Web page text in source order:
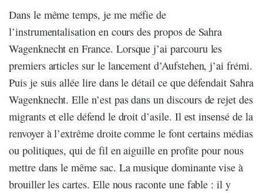
Dans le même temps, je me méfie de
l’instrumentalisation en cours des propos de Sahra
Wagenknecht en France. Lorsque j’ai parcouru les
premiers articles sur le lancement d’Aufstehen, j’ai frémi.
Puis je suis allée lire dans le détail ce que défendait Sahra
Wagenknecht. Elle n’est pas dans un discours de rejet des
migrants et elle défend le droit d’asile. Il est insensé de la
renvoyer à l’extrême droite comme le font certains médias
ou politiques, qui de fil en aiguille en profite pour nous
mettre dans le même sac. La musique dominante vise à
brouiller les cartes. Elle nous raconte une fable : il y